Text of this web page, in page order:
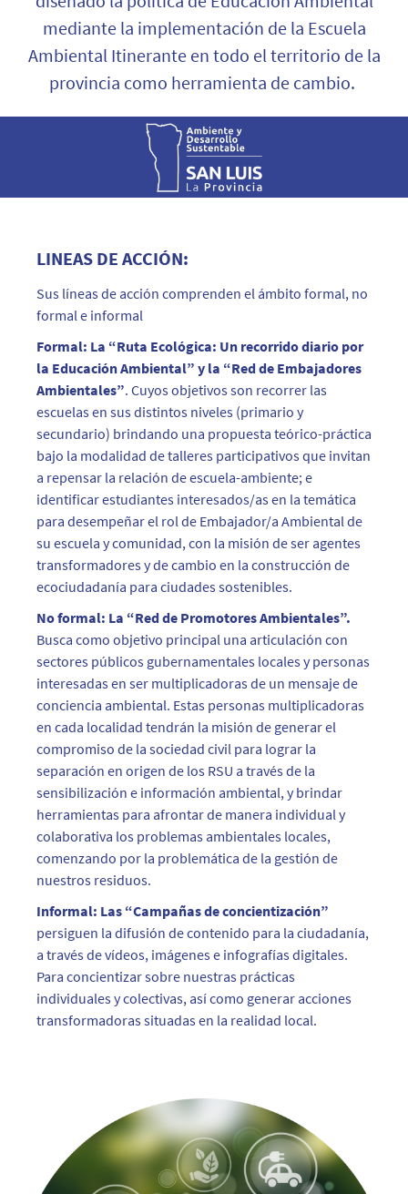
mediante la implementación de la Escuela
Ambiental Itinerante en todo el territorio de la
provincia como herramienta de cambio.
LINEAS DE ACCIÓN:
Sus líneas de acción comprenden el ámbito formal, no
formal e informal
Formal: La “Ruta Ecológica: Un recorrido diario por
la Educación Ambiental” y la “Red de Embajadores
Ambientales”. Cuyos objetivos son recorrer las
escuelas en sus distintos niveles (primario y
secundario) brindando una propuesta teórico-práctica
bajo la modalidad de talleres participativos que invitan
a repensar la relación de escuela-ambiente; e
identificar estudiantes interesados/as en la temática
para desempeñar el rol de Embajador/a Ambiental de
su escuela y comunidad, con la misión de ser agentes
transformadores y de cambio en la construcción de
ecociudadanía para ciudades sostenibles.
No formal: La “Red de Promotores Ambientales”.
Busca como objetivo principal una articulación con
sectores públicos gubernamentales locales y personas
interesadas en ser multiplicadoras de un mensaje de
conciencia ambiental. Estas personas multiplicadoras
en cada localidad tendrán la misión de generar el
compromiso de la sociedad civil para lograr la
separación en origen de los RSU a través de la
sensibilización e información ambiental, y brindar
herramientas para afrontar de manera individual y
colaborativa los problemas ambientales locales,
comenzando por la problemática de la gestión de
nuestros residuos.
Informal: Las “Campañas de concientización”
persiguen la difusión de contenido para la ciudadanía,
a través de vídeos, imágenes e infografías digitales.
Para concientizar sobre nuestras prácticas
individuales y colectivas, así como generar acciones
transformadoras situadas en la realidad local.